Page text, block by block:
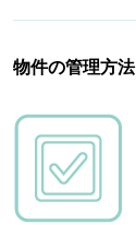
物件の管理方法